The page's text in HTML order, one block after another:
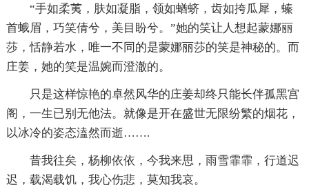
“手如柔荑，肤如凝脂，领如蝤蛴，齿如挎瓜犀，螓
首蛾眉，巧笑倩兮，美目盼兮。”她的笑让人想起蒙娜丽
莎，恬静若水，唯一不同的是蒙娜丽莎的笑是神秘的。而
庄姜，她的笑是温婉而澄澈的。
只是这样惊艳的卓然风华的庄姜却终只能长伴孤黑宫
阁，一生已别无他法。就像是开在盛世无限纷繁的烟花，
以冰冷的姿态溘然而逝…….
昔我往矣，杨柳依依，今我来思，雨雪霏霏，行道迟
迟，载渴载饥，我心伤悲，莫知我哀。